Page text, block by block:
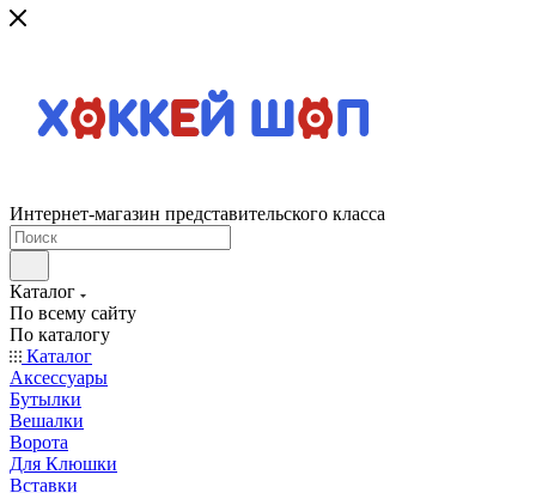
Интернет-магазин представительского класса
Каталог
По всему сайту
По каталогу
Каталог
Аксессуары
Бутылки
Вешалки
Ворота
Для Клюшки
Вставки